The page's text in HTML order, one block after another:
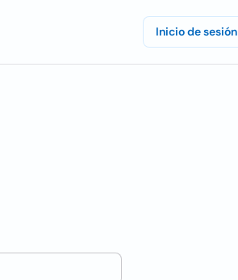
Inicio de sesión